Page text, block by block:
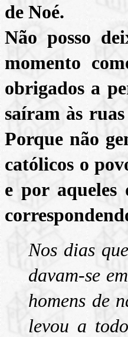
de Noé.
Não posso
momento
obrigados a
saíram às
Porque não
católicos o
e por aqueles
Nos dias
davam-se
homens de
levou a